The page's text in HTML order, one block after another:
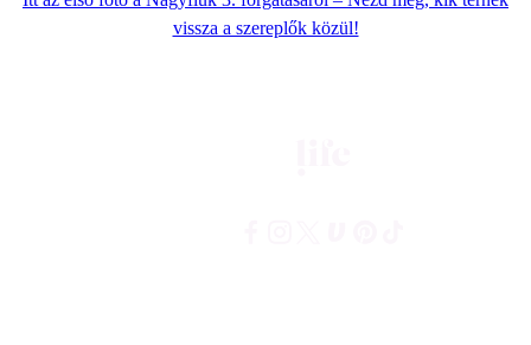
vissza a szereplők közül!